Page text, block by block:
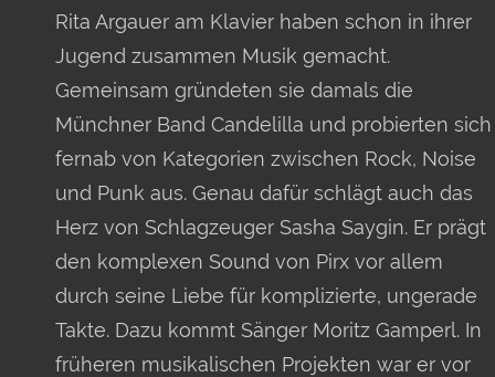
Rita Argauer am Klavier haben schon in ihrer
Jugend zusammen Musik gemacht.
Gemeinsam gründeten sie damals die
Münchner Band Candelilla und probierten sich
fernab von Kategorien zwischen Rock, Noise
und Punk aus. Genau dafür schlägt auch das
Herz von Schlagzeuger Sasha Saygin. Er prägt
den komplexen Sound von Pirx vor allem
durch seine Liebe für komplizierte, ungerade
Takte. Dazu kommt Sänger Moritz Gamperl. In
früheren musikalischen Projekten war er vor